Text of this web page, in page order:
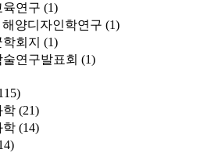
육연구 (1)
해양디자인학연구 (1)
회지 (1)
연구발표회 (1)
학 (21)
학 (14)